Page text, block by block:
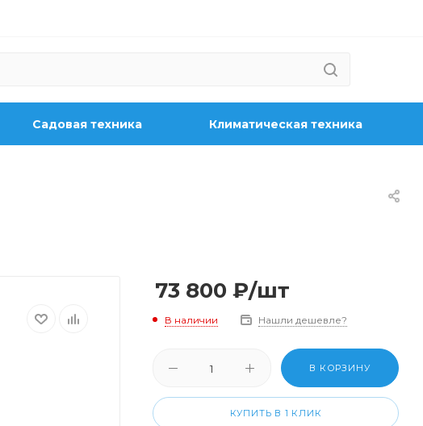
Садовая техника Климатическая техника
73 800 ₽/шт
В наличии Нашли дешевле?
В КОРЗИНУ
КУПИТЬ В 1 КЛИК